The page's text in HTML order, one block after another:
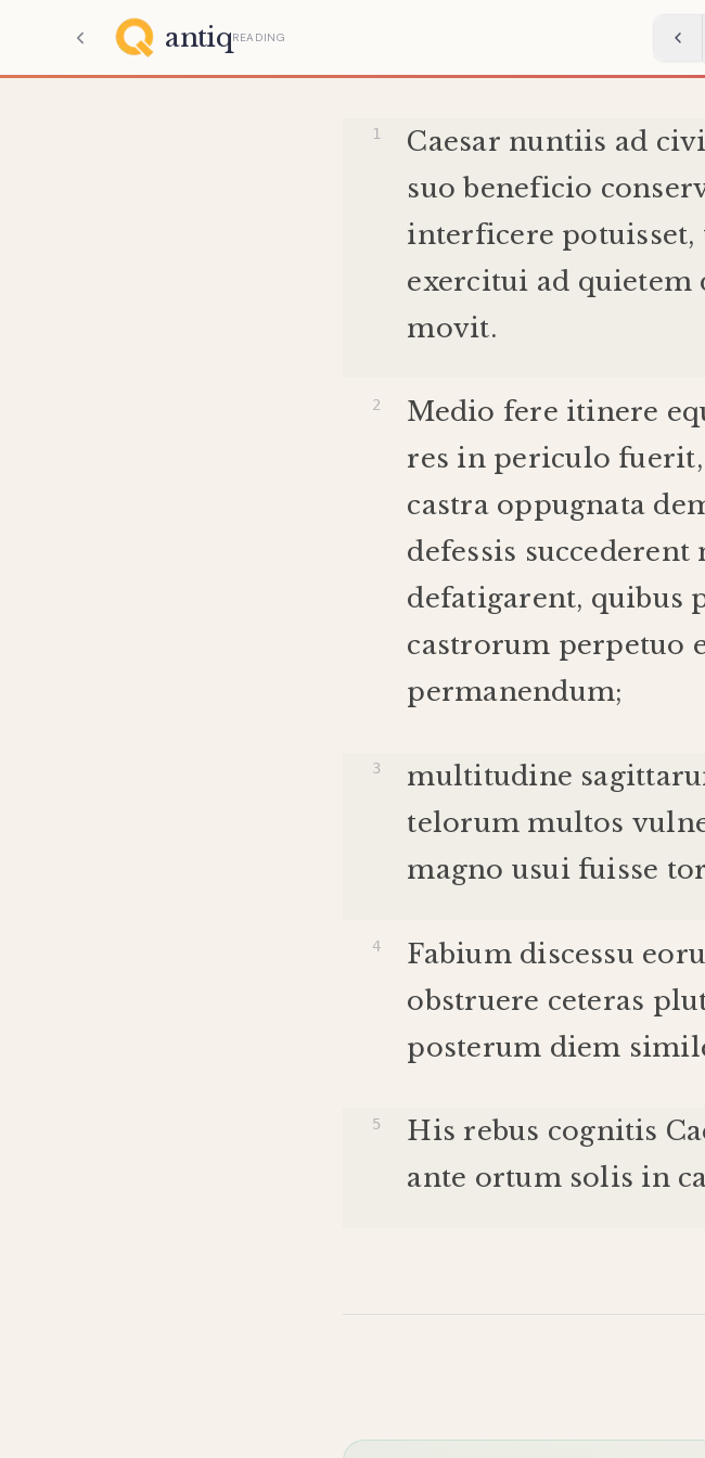
antiqREADING
Caesar nuntiis ad
suo beneficio
interficere potuisset,
exercitui ad quietem
movit.
Medio fere itinere
res in periculo fuerit,
castra oppugnata
defessis succederent
defatigarent, quibus
castrorum perpetuo
permanendum;
multitudine
telorum multos
magno usui fuisse
Fabium discessu
obstruere ceteras
posterum diem
His rebus cognitis
ante ortum solis in